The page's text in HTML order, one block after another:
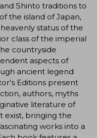
Shinto traditions to
the island of Japan,
status of the
class of the imperial
countryside
aspects of
ancient legend
Editions present
authors, myths
literature of
bringing the
works into a